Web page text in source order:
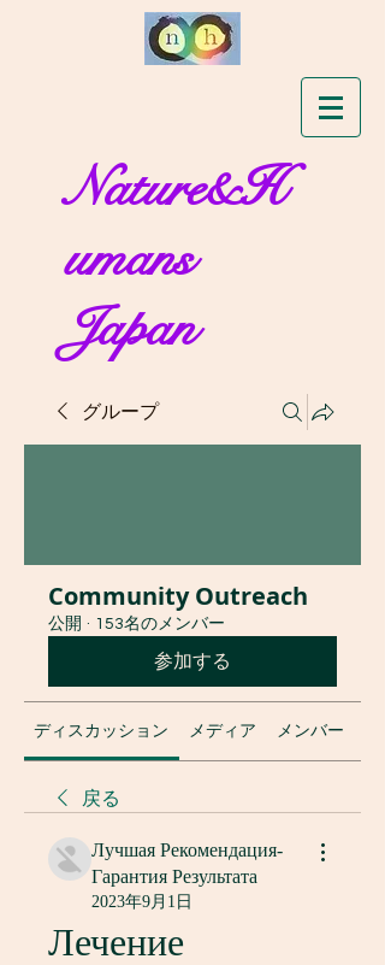
Nature&H
umans
Japan
グループ
Community Outreach
公開 · 153名のメンバー
参加する
ディスカッション メディア メンバー
戻る
Лучшая Рекомендация-
Гарантия Результата
2023年9月1日
Лечение